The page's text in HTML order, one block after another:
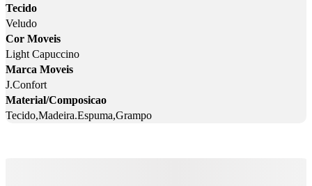
Tecido
Veludo
Cor Moveis
Light Capuccino
Marca Moveis
J.Confort
Material/Composicao
Tecido,Madeira.Espuma,Grampo